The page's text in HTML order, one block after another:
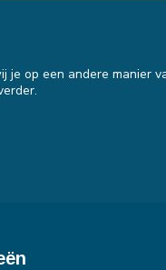
je op een andere manier